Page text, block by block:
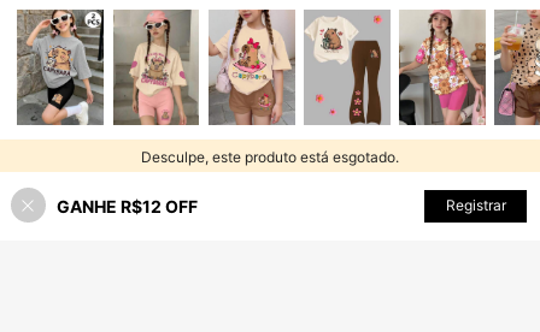
Desculpe, este produto está esgotado.
GANHE R$12 OFF Registrar